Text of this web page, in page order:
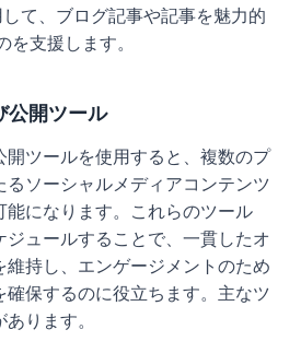
て、ブログ記事や記事を魅力的
を支援します。
公開ツール
開ツールを使用すると、複数のプ
るソーシャルメディアコンテンツ
能になります。これらのツール
ジュールすることで、一貫したオ
維持し、エンゲージメントのため
保するのに役立ちます。主なツ
ります。